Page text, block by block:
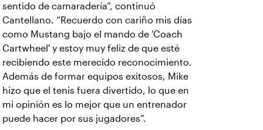
sentido de camaradería”, continuó
Cantellano. “Recuerdo con cariño mis días
como Mustang bajo el mando de 'Coach
Cartwheel' y estoy muy feliz de que esté
recibiendo este merecido reconocimiento.
Además de formar equipos exitosos, Mike
hizo que el tenis fuera divertido, lo que en
mi opinión es lo mejor que un entrenador
puede hacer por sus jugadores”.